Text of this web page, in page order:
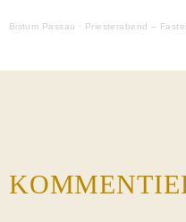
Bistum Passau · Priesterabend –